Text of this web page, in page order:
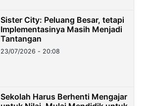
Sister City: Peluang Besar, tetapi
Implementasinya Masih Menjadi
Tantangan
23/07/2026 - 20:08
Sekolah Harus Berhenti Mengajar